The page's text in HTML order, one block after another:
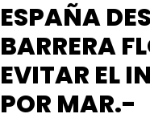
ESPAÑA
BARRERA
EVITAR EL
POR MAR.-